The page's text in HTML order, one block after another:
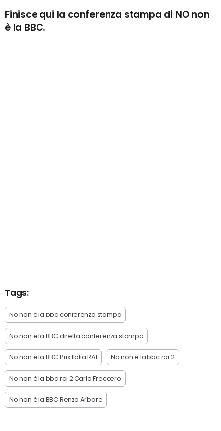
Finisce qui la conferenza stampa di NO non
è la BBC.
Tags:
No non è la bbc conferenza stampa
No non è la BBC diretta conferenza stampa
No non è la BBC Prix Italia RAI No non è la bbc rai 2
No non è la bbc rai 2 Carlo Freccero
No non è la BBC Renzo Arbore